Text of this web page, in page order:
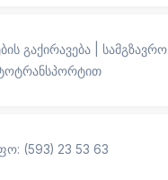
გაქირავება | სამგზავრო
(593) 23 53 63